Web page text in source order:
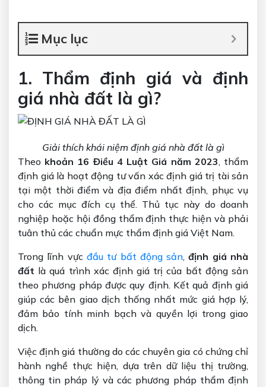
Mục lục
1. Thẩm định giá và định
giá nhà đất là gì?
Giải thích khái niệm định giá nhà đất là gì
Theo khoản 16 Điều 4 Luật Giá năm 2023, thẩm
định giá là hoạt động tư vấn xác định giá trị tài sản
tại một thời điểm và địa điểm nhất định, phục vụ
cho các mục đích cụ thể. Thủ tục này do doanh
nghiệp hoặc hội đồng thẩm định thực hiện và phải
tuân thủ các chuẩn mực thẩm định giá Việt Nam.
Trong lĩnh vực đầu tư bất động sản,định giá nhà
đất là quá trình xác định giá trị của bất động sản
theo phương pháp được quy định. Kết quả định giá
giúp các bên giao dịch thống nhất mức giá hợp lý,
đảm bảo tính minh bạch và quyền lợi trong giao
dịch.
Việc định giá thường do các chuyên gia có chứng chỉ
hành nghề thực hiện, dựa trên dữ liệu thị trường,
thông tin pháp lý và các phương pháp thẩm định